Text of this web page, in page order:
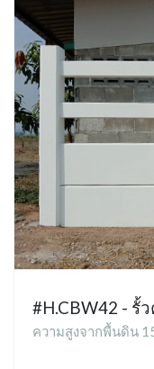
#H.CBW42 - รั้
ความสูงจากพื้นดิน